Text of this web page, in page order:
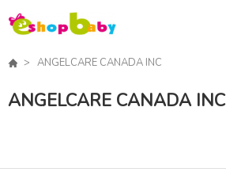
ANGELCARE CANADA INC
ANGELCARE CANADA INC